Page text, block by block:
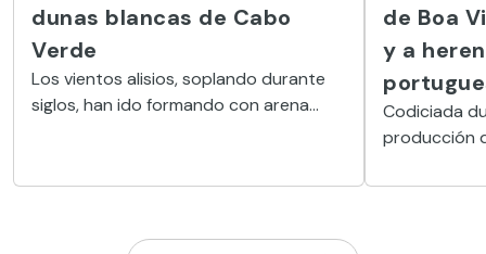
dunas blancas de Cabo
Verde
Los vientos alisios, soplando durante
siglos, han ido formando con arena
otro planeta.
de Boa
y a
Codiciada
producción
Forte